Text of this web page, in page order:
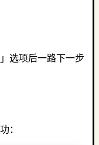
选项后一路下一步
：